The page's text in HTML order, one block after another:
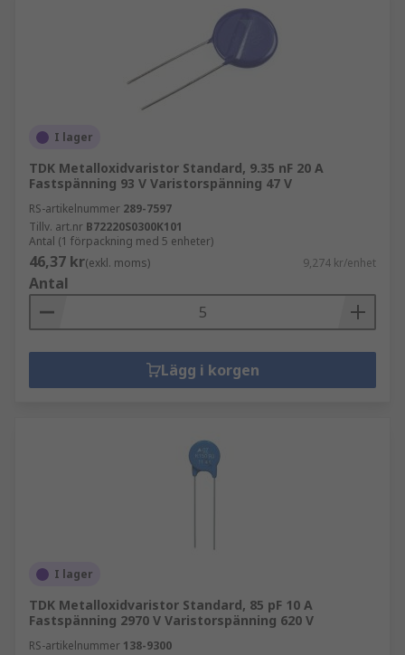
I lager
TDK Metalloxidvaristor Standard, 9.35 nF 20 A
Fastspänning 93 V Varistorspänning 47 V
RS-artikelnummer 289-7597
Tillv. art.nr B72220S0300K101
Antal (1 förpackning med 5 enheter)
46,37 kr(exkl. moms) 9,274 kr/enhet
Antal
Lägg i korgen
I lager
TDK Metalloxidvaristor Standard, 85 pF 10 A
Fastspänning 2970 V Varistorspänning 620 V
RS-artikelnummer 138-9300